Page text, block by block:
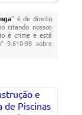
" é de direito
citando nossos
é crime e está
9.610-98 sobre